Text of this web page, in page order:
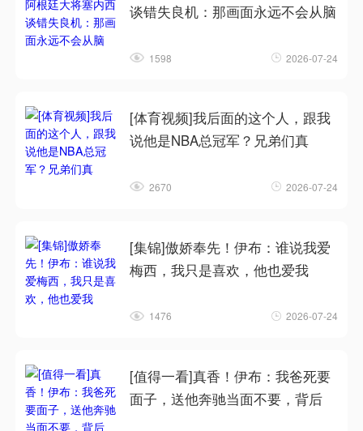
谈错失良机：那画面永远不会从脑
1598 2026-07-24
[体育视频]我后面的这个人，跟我
说他是NBA总冠军？兄弟们真
2670 2026-07-24
[集锦]傲娇奉先！伊布：谁说我爱
梅西，我只是喜欢，他也爱我
1476 2026-07-24
[值得一看]真香！伊布：我爸死要
面子，送他奔驰当面不要，背后